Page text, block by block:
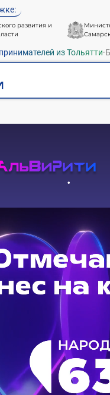
развития и
из Тольятти·